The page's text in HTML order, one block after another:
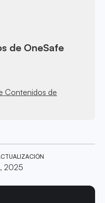
de OneSafe
Contenidos de
2025